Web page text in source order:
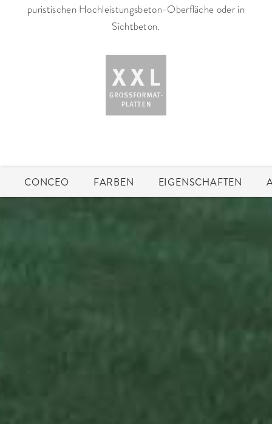
puristischen Hochleistungs​beton-Oberfläche oder in
Sichtbeton.
CONCEO FARBEN EIGENSCHAFTEN